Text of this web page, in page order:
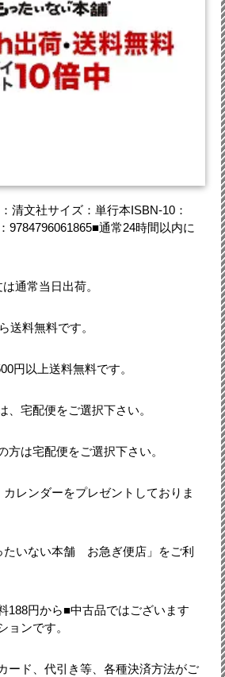
清文社サイズ：単行本ISBN-10：
9784796061865■通常24時間以内に
通常当日出荷。
送料無料です。
円以上送料無料です。
宅配便をご選択下さい。
は宅配便をご選択下さい。
レンダーをプレゼントしておりま
たいない本舗 お急ぎ便店」をご利
188円から■中古品ではございます
ョンです。
ード、代引き等、各種決済方法がご